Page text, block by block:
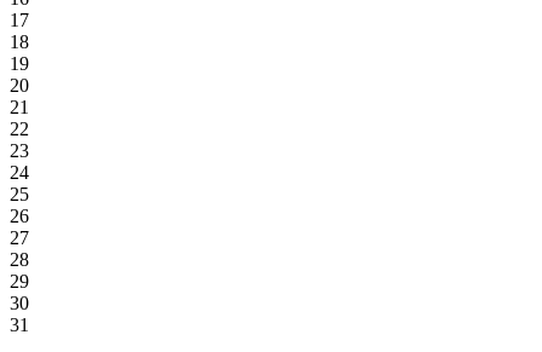
17
18
19
20
21
22
23
24
25
26
27
28
29
30
31